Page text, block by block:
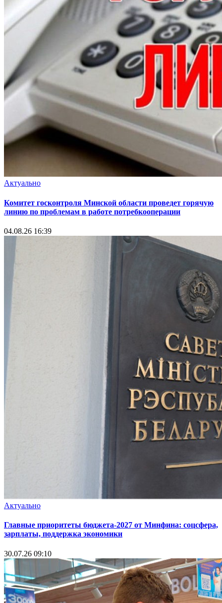
Актуально
Комитет госконтроля Минской области проведет горячую
линию по проблемам в работе потребкооперации
04.08.26 16:39
Актуально
Главные приоритеты бюджета-2027 от Минфина: соцсфера,
зарплаты, поддержка экономики
30.07.26 09:10